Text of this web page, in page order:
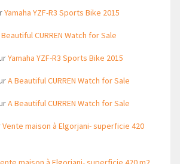
Yamaha YZF-R3 Sports Bike 2015
CURREN Watch for Sale
Yamaha YZF-R3 Sports Bike 2015
A Beautiful CURREN Watch for Sale
A Beautiful CURREN Watch for Sale
Vente maison à Elgorjani- superficie 420